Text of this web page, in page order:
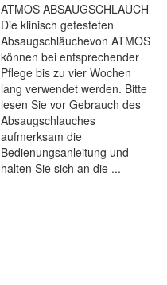
ATMOS ABSAUGSCHLAUCH
Die klinisch getesteten
Absaugschläuchevon ATMOS
können bei entsprechender
Pflege bis zu vier Wochen
lang verwendet werden. Bitte
lesen Sie vor Gebrauch des
Absaugschlauches
aufmerksam die
Bedienungsanleitung und
halten Sie sich an die ...